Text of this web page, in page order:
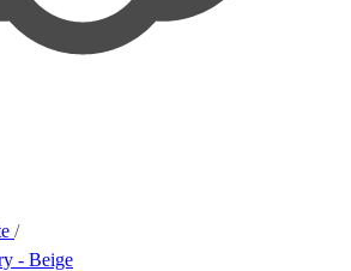
/
- Beige